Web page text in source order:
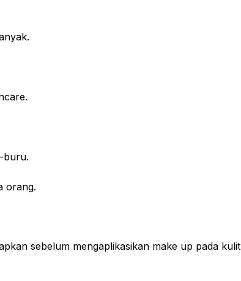
buru.
orang.
sebelum mengaplikasikan make up pada kulit